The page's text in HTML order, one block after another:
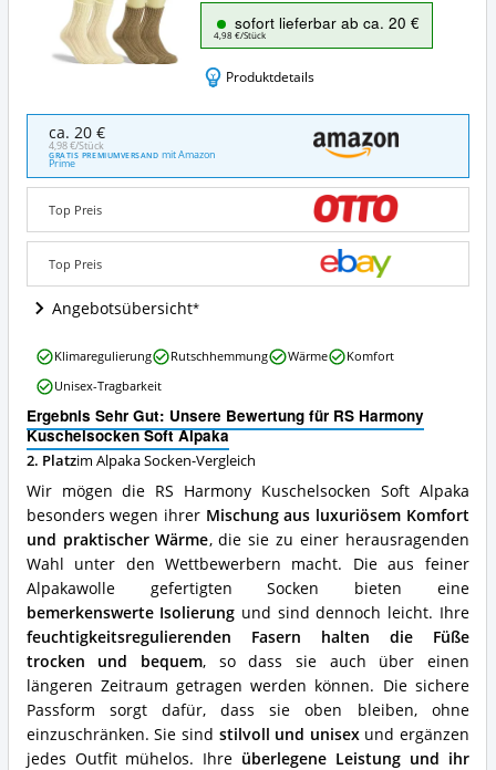
sofort lieferbar ab ca. 20 €
4,98 €/Stück
Produktdetails
RS
Harmony
Kuschelsocken
Soft
Alpaka
Angebote:
Wo
diese
Alpaka
Socken
ca. 20 €
4,98 €/Stück
GRATIS PREMIUMVERSAND mit Amazon
Prime
Top Preis
Top Preis
Angebotsübersicht
Ergebnis Sehr Gut: Unsere Bewertung für RS Harmony
Kuschelsocken Soft Alpaka
2. Platzim Alpaka Socken-Vergleich
Wir mögen die RS Harmony Kuschelsocken Soft Alpaka
besonders wegen ihrer Mischung aus luxuriösem Komfort
und praktischer Wärme, die sie zu einer herausragenden
Wahl unter den Wettbewerbern macht. Die aus feiner
Alpakawolle gefertigten Socken bieten eine
bemerkenswerte Isolierung und sind dennoch leicht. Ihre
feuchtigkeitsregulierenden Fasern halten die Füße
trocken und bequem, so dass sie auch über einen
längeren Zeitraum getragen werden können. Die sichere
Passform sorgt dafür, dass sie oben bleiben, ohne
einzuschränken. Sie sind stilvoll und unisexund ergänzen
jedes Outfit mühelos. Ihre überlegene Leistung und ihr
RS
Harmony
Kuschelsocken
Soft
Alpaka
Vorteile:
Was
spricht
für
diese
Alpaka
Socken?
Klimaregulierung Rutschhemmung Wärme
Komfort
Unisex-Tragbarkeit